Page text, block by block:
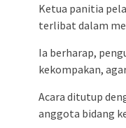
Ketua panitia
terlibat dalam
Ia berharap,
kekompakan,
Acara ditutup
anggota bidang